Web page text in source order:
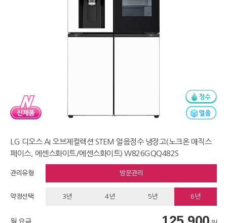
LG 디오스 AI 오브제컬렉션 STEM 얼음정수 냉장고(노크온 매직스
페이스, 에센스화이트/에센스화이트) W826GQQ482S
관리유형 방문관리
약정선택 3년 4년 5년 6년
월 요금